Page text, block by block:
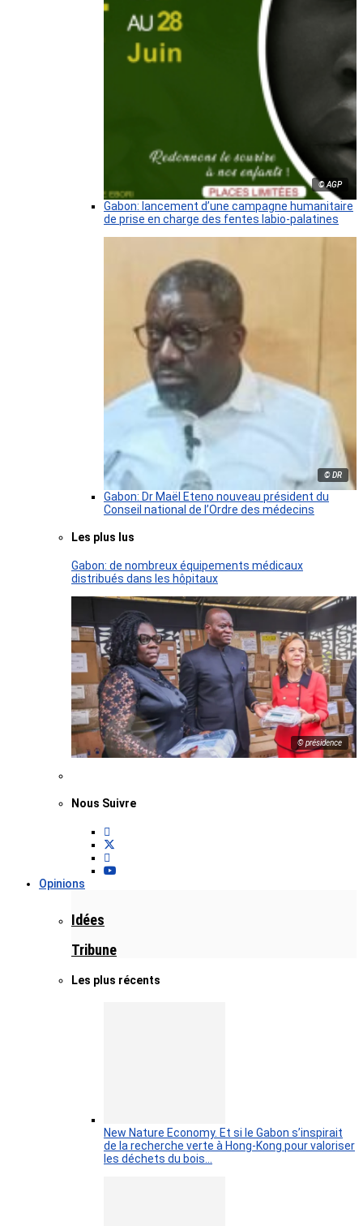
© AGP
Gabon: lancement d’une campagne humanitaire
de prise en charge des fentes labio-palatines
© DR
Gabon: Dr Maël Eteno nouveau président du
Conseil national de l’Ordre des médecins
Les plus lus
Gabon: de nombreux équipements médicaux
distribués dans les hôpitaux
© présidence
Nous Suivre
Opinions
Idées
Tribune
Les plus récents
New Nature Economy. Et si le Gabon s’inspirait
de la recherche verte à Hong-Kong pour valoriser
les déchets du bois…